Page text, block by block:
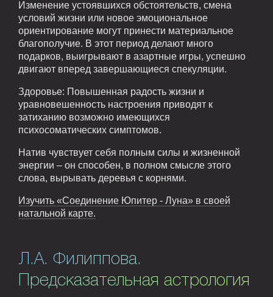
Изменение устоявшихся обстоятельств, смена
условий жизни или новое эмоциональное
ориентирование могут принести материальное
благополучие. В этот период делают много
подарков, выигрывают в азартные игры, успешно
двигают вперед завершающиеся спекуляции.
Здоровье: Повышенная радость жизни и
уравновешенность настроения приводят к
затиханию возможно имеющихся
психосоматических симптомов.
Натив чувствует себя полным силы и жизненной
энергии – он способен, в полном смысле этого
слова, вырывать деревья с корнями.
Изучить «Соединение Юпитер - Луна» в своей
натальной карте.
Л.А. Филиппова.
Предсказательная астрология